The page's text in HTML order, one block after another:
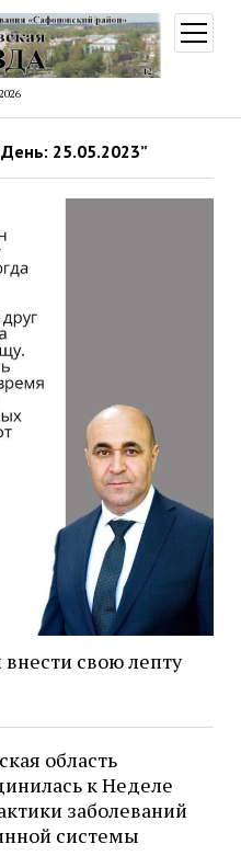
меню
25.05.2023”
свою лепту
область
к Неделе
заболеваний
системы